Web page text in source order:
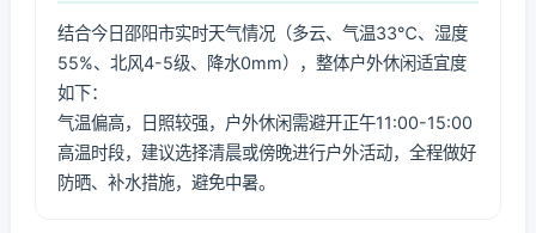
结合今日邵阳市实时天气情况（多云、气温33℃、湿度
55%、北风4-5级、降水0mm），整体户外休闲适宜度
如下：
气温偏高，日照较强，户外休闲需避开正午11:00-15:00
高温时段，建议选择清晨或傍晚进行户外活动，全程做好
防晒、补水措施，避免中暑。